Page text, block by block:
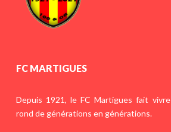
FC MARTIGUES
Depuis 1921, le FC Martigues fait
rond de générations en générations.